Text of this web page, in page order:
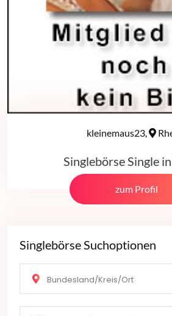
kleinemaus23,
Singlebörse Single
zum Profil
Singlebörse Suchoptionen
Bundesland/Kreis/Ort